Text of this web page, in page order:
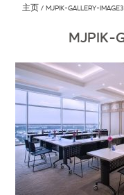
主页 MJPIK-GALLERY-
MJPIK-